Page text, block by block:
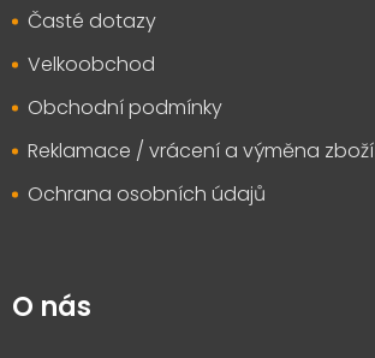
Časté dotazy
Velkoobchod
Obchodní podmínky
Reklamace / vrácení a výměna zboží
Ochrana osobních údajů
O nás